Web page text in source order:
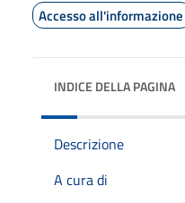
Accesso all'informazione
INDICE DELLA PAGINA
Descrizione
A cura di